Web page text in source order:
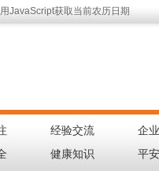
JavaScript获取当前农历日期
经验交流 企
健康知识 平